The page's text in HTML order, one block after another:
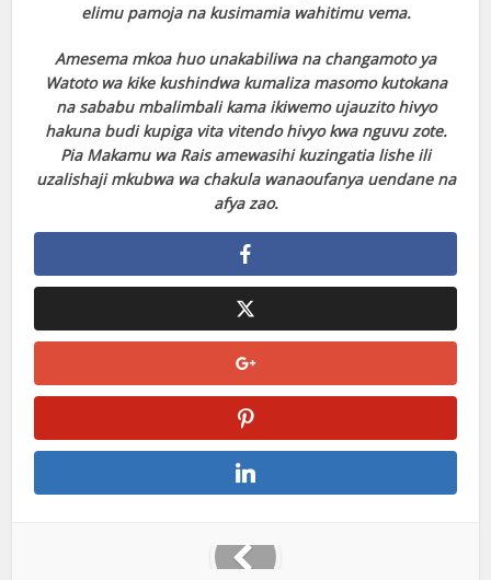
elimu pamoja na kusimamia wahitimu vema.
Amesema mkoa huo unakabiliwa na changamoto ya
Watoto wa kike kushindwa kumaliza masomo kutokana
na sababu mbalimbali kama ikiwemo ujauzito hivyo
hakuna budi kupiga vita vitendo hivyo kwa nguvu zote.
Pia Makamu wa Rais amewasihi kuzingatia lishe ili
uzalishaji mkubwa wa chakula wanaoufanya uendane na
afya zao.